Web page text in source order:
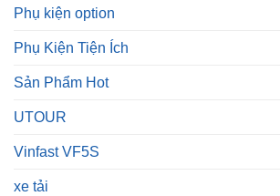
Phụ kiện option
Phụ Kiện Tiện Ích
Sản Phẩm Hot
UTOUR
Vinfast VF5S
xe tải